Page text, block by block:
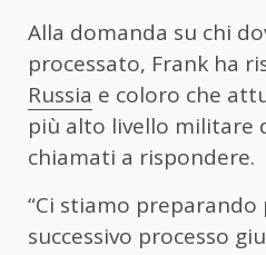
Alla domanda su chi
processato, Frank ha
Russia e coloro che
più alto livello militare
chiamati a rispondere.
“Ci stiamo
successivo processo